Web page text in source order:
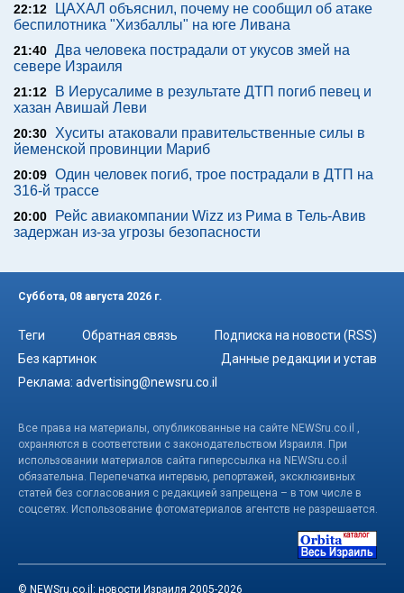
22:12
ЦАХАЛ объяснил, почему не сообщил об атаке
беспилотника "Хизбаллы" на юге Ливана
21:40 Два человека пострадали от укусов змей на
севере Израиля
21:12
В Иерусалиме в результате ДТП погиб певец и
хазан Авишай Леви
20:30
Хуситы атаковали правительственные силы в
йеменской провинции Мариб
20:09 Один человек погиб, трое пострадали в ДТП на
316-й трассе
20:00
Рейс авиакомпании Wizz из Рима в Тель-Авив
задержан из-за угрозы безопасности
Суббота, 08 августа 2026 г.
Теги Обратная связь
Подписка на новости (RSS)
Без картинок
Данные редакции и устав
Реклама: advertising@newsru.co.il
Все права на материалы, опубликованные на сайте NEWSru.co.il ,
охраняются в соответствии с законодательством Израиля. При
использовании материалов сайта гиперссылка на NEWSru.co.il
обязательна. Перепечатка интервью, репортажей, эксклюзивных
статей без согласования с редакцией запрещена – в том числе в
соцсетях. Использование фотоматериалов агентств не разрешается.
© NEWSru.co.il: новости Израиля 2005-2026